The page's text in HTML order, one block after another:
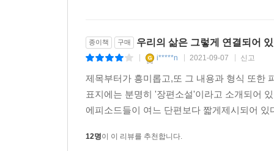
종이책 구매 우리의 삶은 그렇게 연결되어
i*****n 2021-09-07 신고
제목부터가 흥미롭고,또 그 내용과 형식 또한
표지에는 분명히 '장편소설'이라고 소개되어
에피소드들이 여느 단편보다 짧게제시되어
12명이 이 리뷰를 추천합니다.